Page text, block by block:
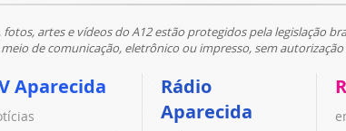
fotos, artes e vídeos do A12 estão protegidos pela legislação
de comunicação, eletrônico ou impresso, sem
Aparecida
Rádio
Aparecida